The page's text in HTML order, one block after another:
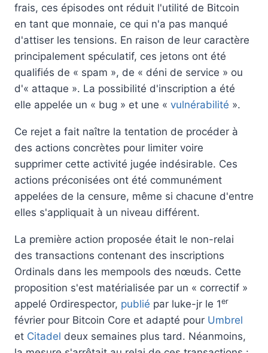
frais, ces épisodes ont réduit l'utilité de Bitcoin
en tant que monnaie, ce qui n'a pas manqué
d'attiser les tensions. En raison de leur caractère
principalement spéculatif, ces jetons ont été
qualifiés de « spam », de « déni de service » ou
d'« attaque ». La possibilité d'inscription a été
elle appelée un « bug » et une « vulnérabilité ».
Ce rejet a fait naître la tentation de procéder à
des actions concrètes pour limiter voire
supprimer cette activité jugée indésirable. Ces
actions préconisées ont été communément
appelées de la censure, même si chacune d'entre
elles s'appliquait à un niveau différent.
La première action proposée était le non-relai
des transactions contenant des inscriptions
Ordinals dans les mempools des nœuds. Cette
proposition s'est matérialisée par un « correctif »
appelé Ordirespector, publié par luke-jr le 1er
février pour Bitcoin Core et adapté pour Umbrel
et Citadel deux semaines plus tard. Néanmoins,